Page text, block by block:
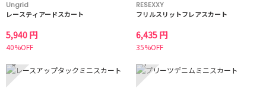
Ungrid
レースティアードスカート
5,940 円
40%OFF
RESEXXY
フリルスリットフレアスカート
6,435 円
35%OFF
3 4